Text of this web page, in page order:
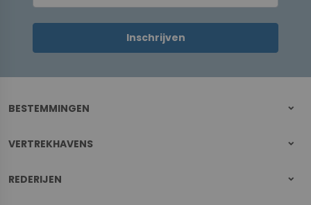
Inschrijven
BESTEMMINGEN
VERTREKHAVENS
REDERIJEN